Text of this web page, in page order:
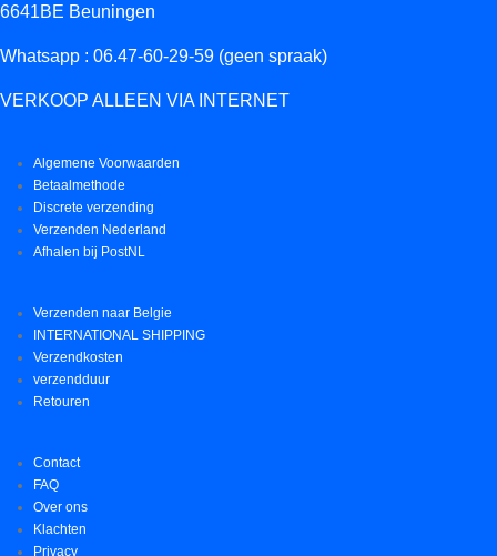
6641BE Beuningen
Whatsapp : 06.47-60-29-59 (geen spraak)
VERKOOP ALLEEN VIA INTERNET
Algemene Voorwaarden
Betaalmethode
Discrete verzending
Verzenden Nederland
Afhalen bij PostNL
Verzenden naar Belgie
INTERNATIONAL SHIPPING
Verzendkosten
verzendduur
Retouren
Contact
FAQ
Over ons
Klachten
Privacy